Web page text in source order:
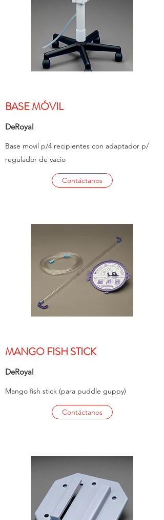
BASE MÓVIL
DeRoyal
Base movil p/4 recipientes con adaptador p/
regulador de vacio
Contáctanos
MANGO FISH STICK
DeRoyal
Mango fish stick (para puddle guppy)
Contáctanos